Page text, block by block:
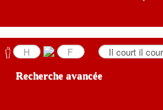
LES ANNONCES
Recherche avancée